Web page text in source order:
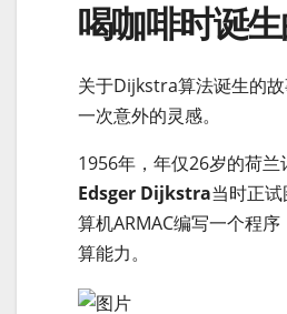
喝咖啡时诞
关于Dijkstra算法诞生的
一次意外的灵感。
1956年，年仅26岁的荷兰
Edsger Dijkstra当时正
算机ARMAC编写一个程
算能力。